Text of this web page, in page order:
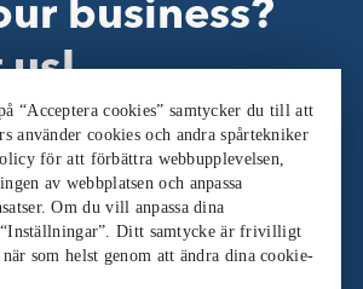
business?
us!
“Acceptera cookies” samtycker du till att
använder cookies och andra spårtekniker
för att förbättra webbupplevelsen,
av webbplatsen och anpassa
Om du vill anpassa dina
Ditt samtycke är frivilligt
som helst genom att ändra dina cookie-